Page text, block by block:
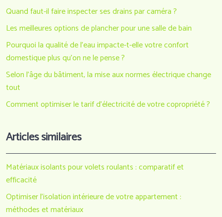
Quand faut-il faire inspecter ses drains par caméra ?
Les meilleures options de plancher pour une salle de bain
Pourquoi la qualité de l’eau impacte-t-elle votre confort
domestique plus qu’on ne le pense ?
Selon l’âge du bâtiment, la mise aux normes électrique change
tout
Comment optimiser le tarif d’électricité de votre copropriété ?
Articles similaires
Matériaux isolants pour volets roulants : comparatif et
efficacité
Optimiser l’isolation intérieure de votre appartement :
méthodes et matériaux